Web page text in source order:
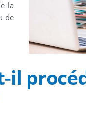
la
de
il